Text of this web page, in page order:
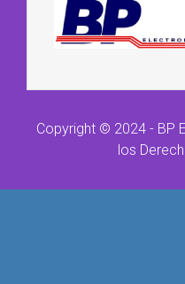
Copyright © 2024 - BP
los